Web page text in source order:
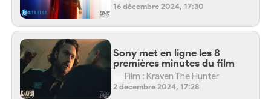
16 décembre 2024, 17:30
Sony met en ligne les 8
premières minutes du film
Film : Kraven The Hunter
2 décembre 2024, 17:28